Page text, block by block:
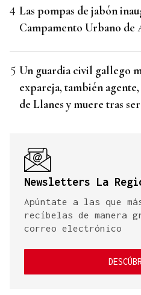
Las pompas de jabón
Campamento Urbano de
Un guardia civil gallego
expareja, también
de Llanes y muere tras
Newsletters La
Apúntate a las que
recíbelas de manera
correo electrónico